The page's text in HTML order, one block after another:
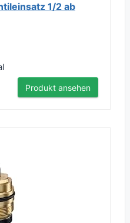
1/2 ab
Produkt ansehen